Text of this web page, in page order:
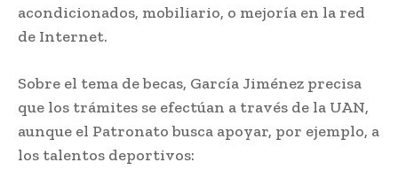
acondicionados, mobiliario, o mejoría en la red
de Internet.
Sobre el tema de becas, García Jiménez precisa
que los trámites se efectúan a través de la UAN,
aunque el Patronato busca apoyar, por ejemplo, a
los talentos deportivos: